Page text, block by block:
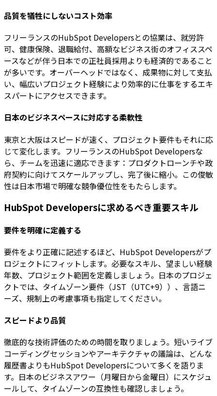
品質を犠牲にしないコスト効率
フリーランスのHubSpot Developersとの協業は、就労許
可、健康保険、退職給付、高額なビジネス街のオフィススペ
ースなどが伴う日本での正社員採用よりも経済的であること
が多いです。オーバーヘッドではなく、成果物に対して支払
い、幅広いプロジェクト経験により効率的に仕事をするエキ
スパートにアクセスできます。
日本のビジネスペースに対応する柔軟性
東京と大阪はスピードが速く、プロジェクト要件もそれに応
じて変化します。フリーランスのHubSpot Developersな
ら、チームを迅速に適応できます：プロダクトローンチや政
府契約に向けてスケールアップし、完了後に縮小。この俊敏
性は日本市場で明確な競争優位性をもたらします。
HubSpot Developersに求めるべき重要スキル
要件を明確に定義する
要件をより正確に記述するほど、HubSpot Developersがプ
ロジェクトにフィットします。必要なスキル、望ましい経験
年数、プロジェクト範囲を定義しましょう。日本のプロジェ
クトでは、タイムゾーン要件（JST（UTC+9））、言語ニ
ーズ、規制上の考慮事項も指定してください。
スピードより品質
徹底的な技術評価のための時間を取りましょう。短いライブ
コーディングセッションやアーキテクチャの議論は、どんな
履歴書よりもHubSpot Developersについて多くを語りま
す。日本のビジネスアワー（月曜日から金曜日）にスケジュ
ールして、タイムゾーンの互換性も確認しましょう。